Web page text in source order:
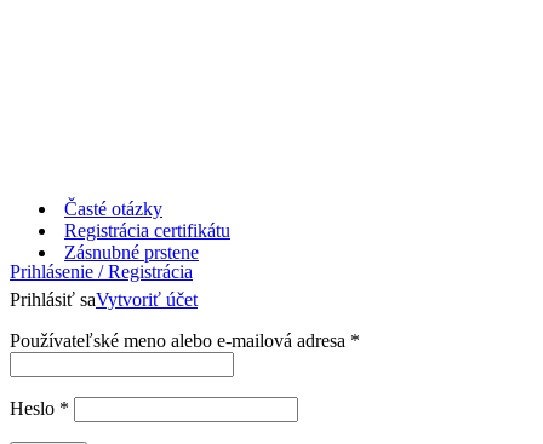
Časté otázky
Registrácia certifikátu
Prihlásenie / Registrácia
Prihlásiť saVytvoriť účet
Používateľské meno alebo e-mailová adresa *
Heslo *
Zásnubné prstene